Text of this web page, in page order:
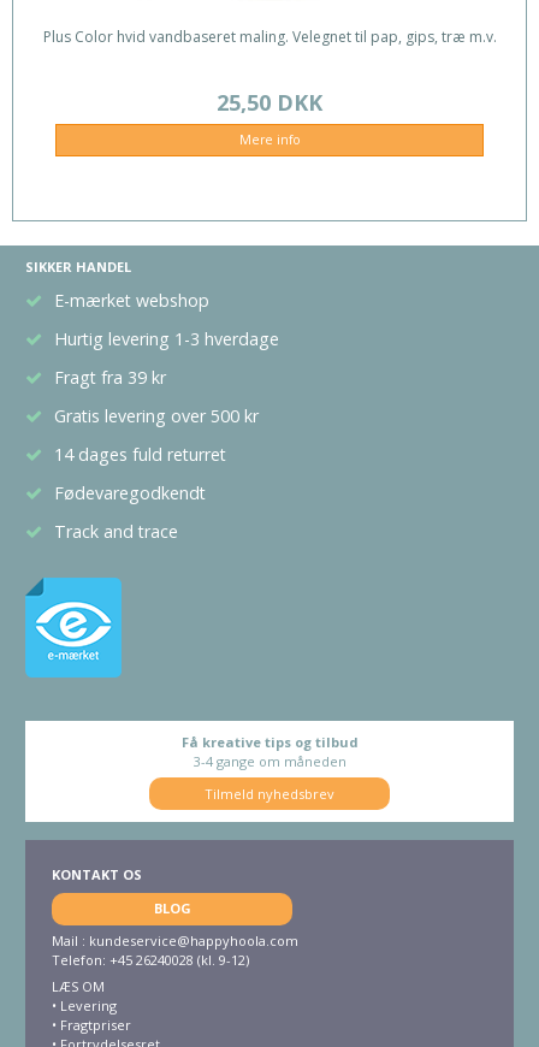
Plus Color hvid vandbaseret maling. Velegnet til pap, gips, træ m.v.
25,50 DKK
Mere info
SIKKER HANDEL
E-mærket webshop
Hurtig levering 1-3 hverdage
Fragt fra 39 kr
Gratis levering over 500 kr
14 dages fuld returret
Fødevaregodkendt
Track and trace
Få kreative tips og tilbud
3-4 gange om måneden
Tilmeld nyhedsbrev
KONTAKT OS
BLOG
Mail : kundeservice@happyhoola.com
Telefon: +45 26240028 (kl. 9-12)
LÆS OM
• Levering
• Fragtpriser